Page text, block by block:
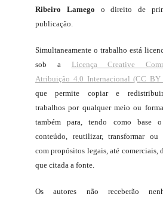
Ribeiro Lamego o direito de
publicação.
Simultaneamente o trabalho está
sob a Licença Creative
Atribuição 4.0 Internacional (CC BY
que permite copiar e
trabalhos por qualquer meio ou
também para, tendo como base
conteúdo, reutilizar, transformar ou
com propósitos legais, até comerciais,
que citada a fonte.
Os autores não receberão